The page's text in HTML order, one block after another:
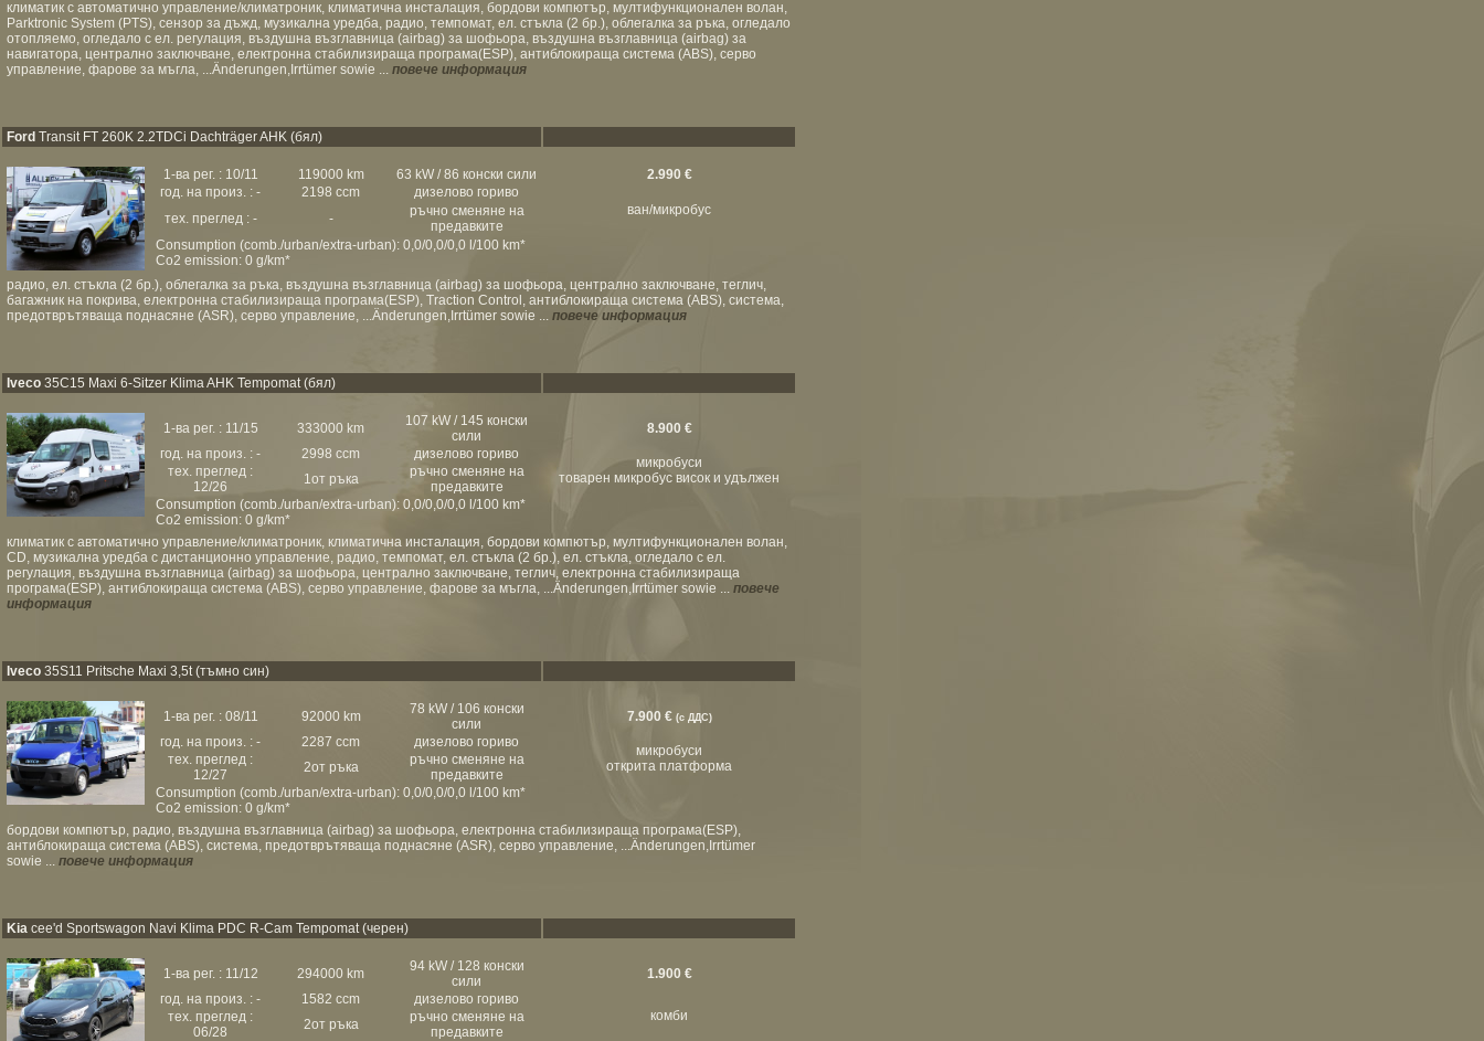
климатик с автоматично управление/климатроник, климатична инсталация, бордови компютър, мултифункционален волан,
Parktronic System (PTS), сензор за дъжд, музикална уредба, радио, темпомат, ел. стъкла (2 бр.), облегалка за ръка, огледало
отопляемо, огледало с ел. регулация, въздушна възглавница (airbag) за шофьора, въздушна възглавница (airbag) за
навигатора, централно заключване, електронна стабилизираща програма(ESP), антиблокираща система (ABS), серво
управление, фарове за мъгла, ...Änderungen,Irrtümer sowie ... повече информация
Ford Transit FT 260K 2.2TDCi Dachträger AHK (бял)
1-ва рег. : 10/11 119000 km 63 kW / 86 конски сили
2.990 €
год. на произ. : -
2198 ccm
дизелово гориво
ван/микробус
тех. преглед : - -
ръчно сменяне на
предавките
Consumption (comb./urban/extra-urban): 0,0/0,0/0,0 l/100 km*
Co2 emission: 0 g/km*
радио, ел. стъкла (2 бр.), облегалка за ръка, въздушна възглавница (airbag) за шофьора, централно заключване, теглич,
багажник на покрива, електронна стабилизираща програма(ESP), Traction Control, антиблокираща система (ABS), система,
предотврътяваща поднасяне (ASR), серво управление, ...Änderungen,Irrtümer sowie ... повече информация
Iveco 35C15 Maxi 6-Sitzer Klima AHK Tempomat (бял)
1-ва рег. : 11/15 333000 km
107 kW / 145 конски
сили
8.900 €
год. на произ. : -
2998 ccm дизелово гориво
микробуси
товарен микробус висок и удължен
тех. преглед :
12/26
1от ръка
ръчно сменяне на
предавките
Consumption (comb./urban/extra-urban): 0,0/0,0/0,0 l/100 km*
Co2 emission: 0 g/km*
климатик с автоматично управление/климатроник, климатична инсталация, бордови компютър, мултифункционален волан,
CD, музикална уредба с дистанционно управление, радио, темпомат, ел. стъкла (2 бр.), ел. стъкла, огледало с ел.
регулация, въздушна възглавница (airbag) за шофьора, централно заключване, теглич, електронна стабилизираща
програма(ESP), антиблокираща система (ABS), серво управление, фарове за мъгла, ...Änderungen,Irrtümer sowie ... повече
информация
Iveco 35S11 Pritsche Maxi 3,5t (тъмно син)
1-ва рег. : 08/11 92000 km
78 kW / 106 конски
сили
7.900 € (с ДДС)
год. на произ. : - 2287 ccm дизелово гориво
микробуси
открита платформа
тех. преглед :
12/27
2от ръка
ръчно сменяне на
предавките
Consumption (comb./urban/extra-urban): 0,0/0,0/0,0 l/100 km*
Co2 emission: 0 g/km*
бордови компютър, радио, въздушна възглавница (airbag) за шофьора, електронна стабилизираща програма(ESP),
антиблокираща система (ABS), система, предотврътяваща поднасяне (ASR), серво управление, ...Änderungen,Irrtümer
sowie ... повече информация
Kia cee'd Sportswagon Navi Klima PDC R-Cam Tempomat (черен)
1-ва рег. : 11/12 294000 km
94 kW / 128 конски
сили
1.900 €
год. на произ. : -
1582 ccm
дизелово гориво
комби
тех. преглед :
06/28
2от ръка
ръчно сменяне на
предавките